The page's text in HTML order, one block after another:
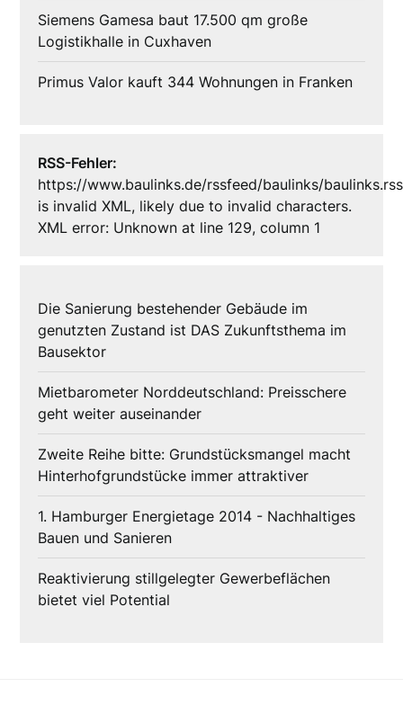
Siemens Gamesa baut 17.500 qm große
Logistikhalle in Cuxhaven
Primus Valor kauft 344 Wohnungen in Franken
RSS-Fehler:
https://www.baulinks.de/rssfeed/baulinks/baulinks.rss
is invalid XML, likely due to invalid characters.
XML error: Unknown at line 129, column 1
Die Sanierung bestehender Gebäude im
genutzten Zustand ist DAS Zukunftsthema im
Bausektor
Mietbarometer Norddeutschland: Preisschere
geht weiter auseinander
Zweite Reihe bitte: Grundstücksmangel macht
Hinterhofgrundstücke immer attraktiver
1. Hamburger Energietage 2014 - Nachhaltiges
Bauen und Sanieren
Reaktivierung stillgelegter Gewerbeflächen
bietet viel Potential